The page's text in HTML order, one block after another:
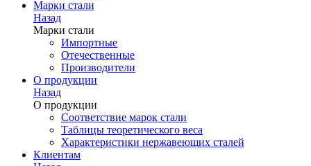
Марки стали
Назад
Марки стали
Импортные
Отечественные
Производители
О продукции
Назад
О продукции
Соответствие марок стали
Таблицы теоретического веса
Характеристики нержавеющих сталей
Клиентам